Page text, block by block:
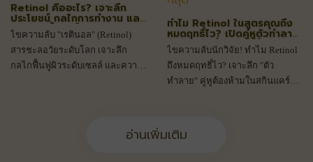
Retinol คืออะไร? เจาะลึก
ประโยชน์ กลไกการทำงาน และ
วิธีเลือกซื้อให้เห็นผลจริง
ไขความลับ "เรตินอล" (Retinol)
สารชะลอวัยระดับโลก เจาะลึก
กลไกฟื้นฟูผิวระดับเซลล์ และความ
ทำไม Retinol ในสูตรคุณถึง
หมดฤทธิ์ไว? เปิดคู่หูตัวทำลาย
วิตามิน A ที่พบบ่อยที่สุด
ไขความลับนักวิจัย! ทำไม Retinol
ถึงหมดฤทธิ์ไว? เจาะลึก "ตัว
ทำลาย" คู่หูต้องห้ามในสกินแคร์
อ่านเพิ่มเติม